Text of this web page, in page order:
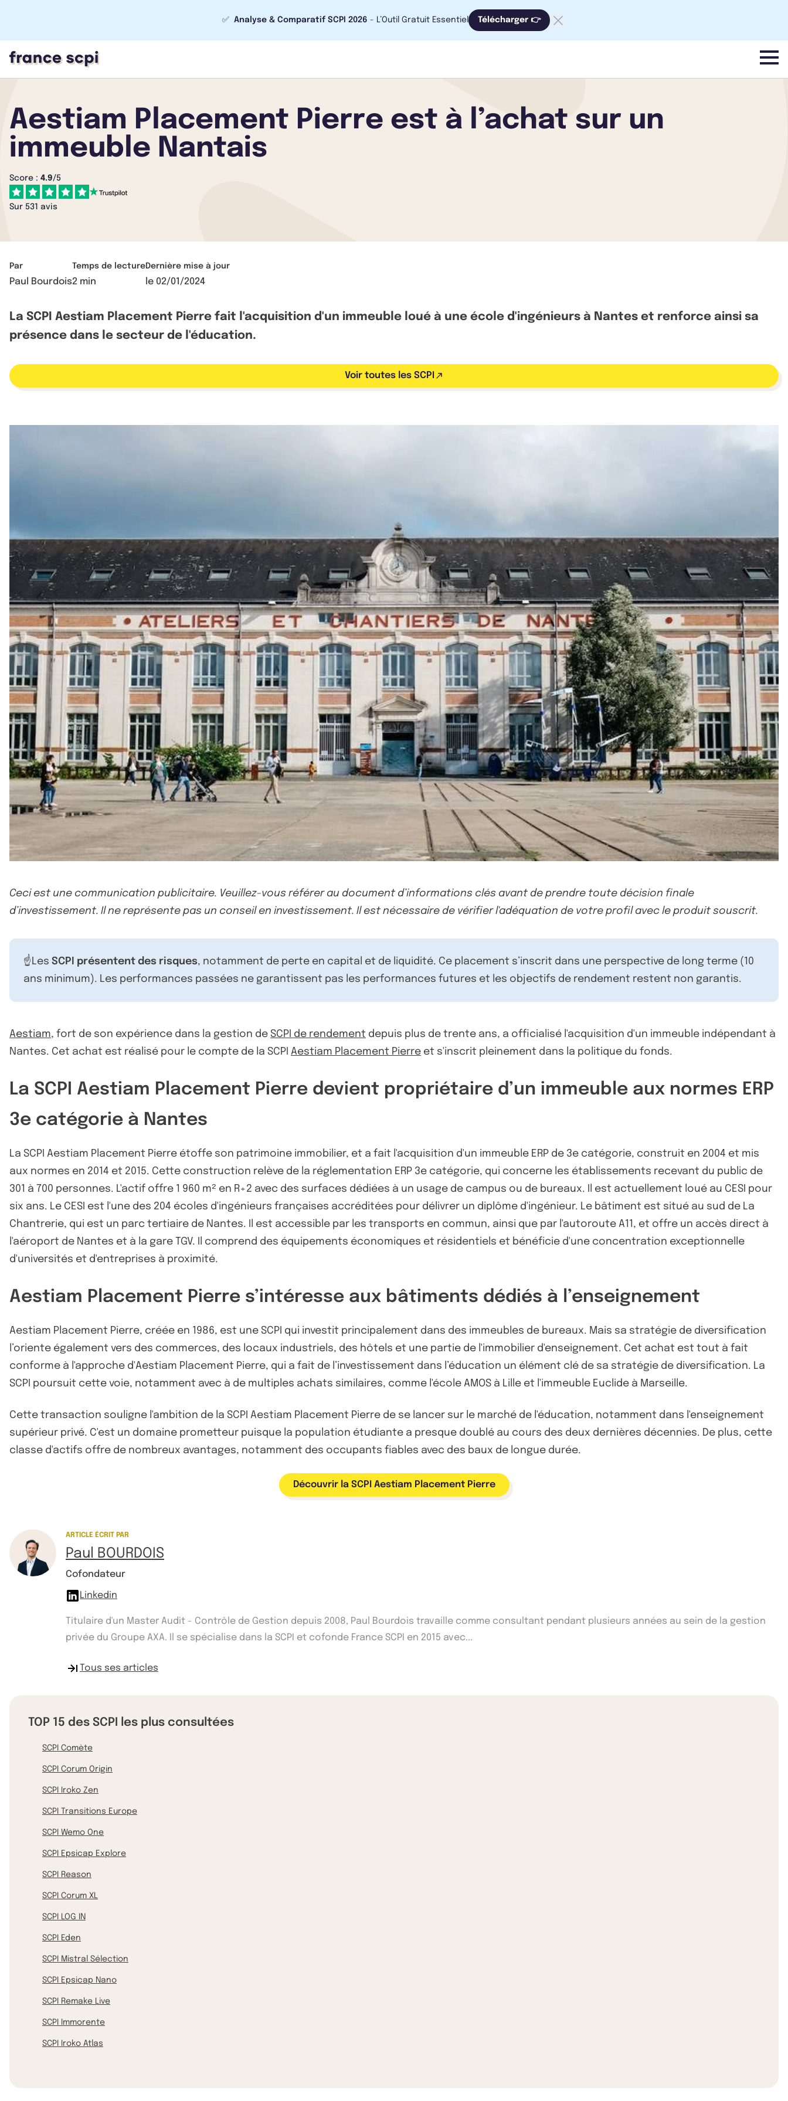
✅ Analyse & Comparatif SCPI 2026 - L’Outil Gratuit Essentiel Télécharger 👉
menu
Aestiam Placement Pierre est à l’achat sur un
immeuble Nantais
Score : 4.9/5
Sur 531 avis
Par
Paul Bourdois
Temps de lecture
2 min
Dernière mise à jour
le 02/01/2024
La SCPI Aestiam Placement Pierre fait l'acquisition d'un immeuble loué à une école d'ingénieurs à Nantes et renforce ainsi sa
présence dans le secteur de l'éducation.
Voir toutes les SCPI
Ceci est une communication publicitaire. Veuillez-vous référer au document d’informations clés avant de prendre toute décision finale
d’investissement. Il ne représente pas un conseil en investissement. Il est nécessaire de vérifier l'adéquation de votre profil avec le produit souscrit.
☝️Les SCPI présentent des risques, notamment de perte en capital et de liquidité. Ce placement s’inscrit dans une perspective de long terme (10
ans minimum). Les performances passées ne garantissent pas les performances futures et les objectifs de rendement restent non garantis.
Aestiam, fort de son expérience dans la gestion de SCPI de rendement depuis plus de trente ans, a officialisé l'acquisition d'un immeuble indépendant à
Nantes. Cet achat est réalisé pour le compte de la SCPI Aestiam Placement Pierre et s'inscrit pleinement dans la politique du fonds.
La SCPI Aestiam Placement Pierre devient propriétaire d’un immeuble aux normes ERP
3e catégorie à Nantes
La SCPI Aestiam Placement Pierre étoffe son patrimoine immobilier, et a fait l'acquisition d'un immeuble ERP de 3e catégorie, construit en 2004 et mis
aux normes en 2014 et 2015. Cette construction relève de la réglementation ERP 3e catégorie, qui concerne les établissements recevant du public de
301 à 700 personnes. L'actif offre 1 960 m² en R+2 avec des surfaces dédiées à un usage de campus ou de bureaux. Il est actuellement loué au CESI pour
six ans. Le CESI est l'une des 204 écoles d'ingénieurs françaises accréditées pour délivrer un diplôme d'ingénieur. Le bâtiment est situé au sud de La
Chantrerie, qui est un parc tertiaire de Nantes. Il est accessible par les transports en commun, ainsi que par l'autoroute A11, et offre un accès direct à
l'aéroport de Nantes et à la gare TGV. Il comprend des équipements économiques et résidentiels et bénéficie d'une concentration exceptionnelle
d'universités et d'entreprises à proximité.
Aestiam Placement Pierre s’intéresse aux bâtiments dédiés à l’enseignement
Aestiam Placement Pierre, créée en 1986, est une SCPI qui investit principalement dans des immeubles de bureaux. Mais sa stratégie de diversification
l’oriente également vers des commerces, des locaux industriels, des hôtels et une partie de l'immobilier d'enseignement. Cet achat est tout à fait
conforme à l'approche d'Aestiam Placement Pierre, qui a fait de l’investissement dans l’éducation un élément clé de sa stratégie de diversification. La
SCPI poursuit cette voie, notamment avec à de multiples achats similaires, comme l'école AMOS à Lille et l'immeuble Euclide à Marseille.
Cette transaction souligne l'ambition de la SCPI Aestiam Placement Pierre de se lancer sur le marché de l'éducation, notamment dans l'enseignement
supérieur privé. C'est un domaine prometteur puisque la population étudiante a presque doublé au cours des deux dernières décennies. De plus, cette
classe d'actifs offre de nombreux avantages, notamment des occupants fiables avec des baux de longue durée.
Découvrir la SCPI Aestiam Placement Pierre
ARTICLE ÉCRIT PAR
Paul BOURDOIS
Cofondateur
Linkedin
Titulaire d'un Master Audit - Contrôle de Gestion depuis 2008, Paul Bourdois travaille comme consultant pendant plusieurs années au sein de la gestion
privée du Groupe AXA. Il se spécialise dans la SCPI et cofonde France SCPI en 2015 avec...
Tous ses articles
TOP 15 des SCPI les plus consultées
SCPI Comète
SCPI Corum Origin
SCPI Iroko Zen
SCPI Transitions Europe
SCPI Wemo One
SCPI Epsicap Explore
SCPI Reason
SCPI Corum XL
SCPI LOG IN
SCPI Eden
SCPI Mistral Sélection
SCPI Epsicap Nano
SCPI Remake Live
SCPI Immorente
SCPI Iroko Atlas